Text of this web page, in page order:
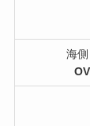
海側